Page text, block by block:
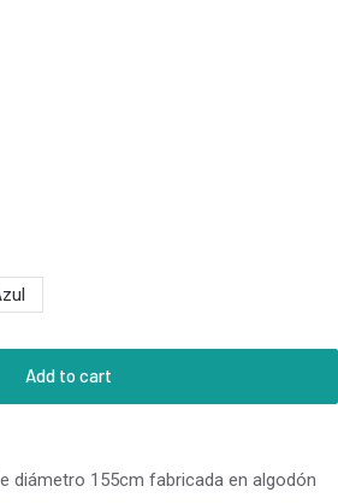
Add to cart
diámetro 155cm fabricada en algodón